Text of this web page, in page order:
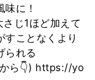
に！
じ1ほど加えて
すことなくより
られる
ら👇) https://yo